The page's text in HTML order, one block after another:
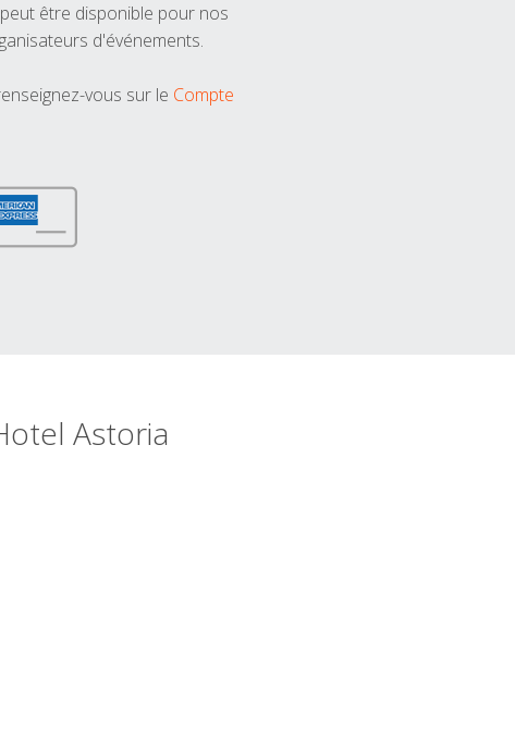
être disponible pour nos
d'événements.
vous sur le Compte
Astoria